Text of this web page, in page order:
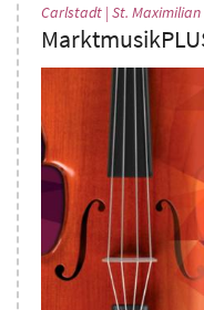
Carlstadt | St. Maximilian: